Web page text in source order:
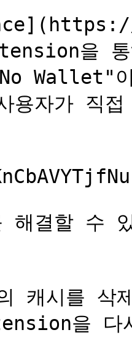
을
Wallet"이
용자가 직
해결할 수
캐시를 삭
을 다